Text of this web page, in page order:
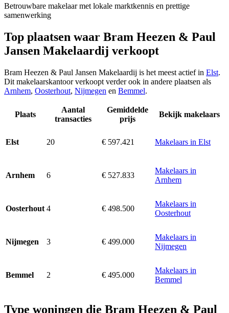
Betrouwbare makelaar met lokale marktkennis en prettige
samenwerking
Top plaatsen waar Bram Heezen & Paul
Jansen Makelaardij verkoopt
Bram Heezen & Paul Jansen Makelaardij is het meest actief in Elst.
Dit makelaarskantoor verkoopt verder ook in andere plaatsen als
Arnhem, Oosterhout, Nijmegen en Bemmel.
Plaats
Aantal
transacties
Gemiddelde
prijs
Bekijk makelaars
Elst 20 € 597.421 Makelaars in Elst
Arnhem 6 € 527.833
Makelaars in
Arnhem
Oosterhout 4 € 498.500
Makelaars in
Oosterhout
Nijmegen 3 € 499.000
Makelaars in
Nijmegen
Bemmel 2 € 495.000
Makelaars in
Bemmel
Type woningen die Bram Heezen & Paul